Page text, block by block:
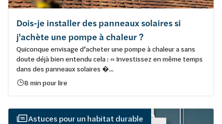
Dois-je installer des panneaux solaires si
j'achète une pompe à chaleur ?
Quiconque envisage d’acheter une pompe à chaleur a sans
doute déjà bien entendu cela : « Investissez en même temps
dans des panneaux solaires �...
8 min pour lire
Astuces pour un habitat durable